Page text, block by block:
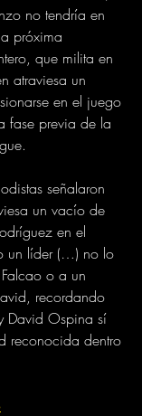
no tendría en
próxima
que milita en
atraviesa un
en el juego
fase previa de la
señalaron
un vacío de
en el
un líder (…) no lo
o a un
recordando
David Ospina sí
reconocida dentro